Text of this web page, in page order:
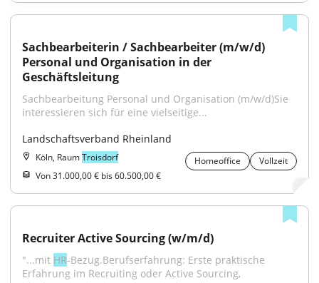
Sachbearbeiterin / Sachbearbeiter (m/w/d)
Personal und Organisation in der
Geschäftsleitung
Sachbearbeitung Personal und Organisation (m/w/d)Sie
interessieren sich für eine vielseitige...
Landschaftsverband Rheinland
Köln, RaumTroisdorf Homeoffice
Vollzeit
Von 31.000,00 € bis 60.500,00 €
Recruiter Active Sourcing (w/m/d)
"...mit HR-Bezug.Berufserfahrung: Erste praktische
Erfahrung im Recruiting oder Active Sourcing,